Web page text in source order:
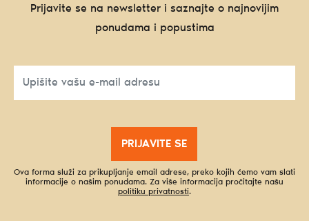
Prijavite se na newsletter i saznajte o najnovijim
ponudama i popustima
PRIJAVITE SE
Ova forma služi za prikupljanje email adrese, preko kojih ćemo vam slati
informacije o našim ponudama. Za više informacija pročitajte našu
politiku privatnosti.